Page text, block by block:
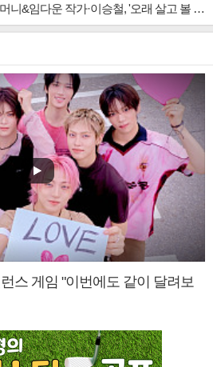
다운 작가·이승철, '오래 살고 볼 일' 특집 출격
스 게임 "이번에도 같이 달려보